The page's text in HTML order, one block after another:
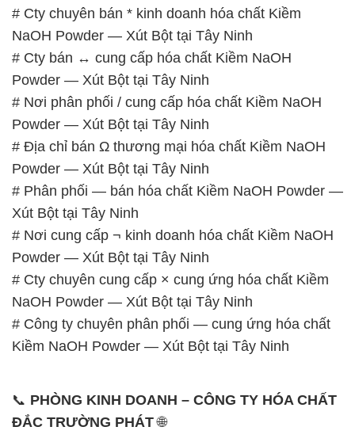
# Cty chuyên bán * kinh doanh hóa chất Kiềm
NaOH Powder — Xút Bột tại Tây Ninh
# Cty bán ↔ cung cấp hóa chất Kiềm NaOH
Powder — Xút Bột tại Tây Ninh
# Nơi phân phối / cung cấp hóa chất Kiềm NaOH
Powder — Xút Bột tại Tây Ninh
# Địa chỉ bán Ω thương mại hóa chất Kiềm NaOH
Powder — Xút Bột tại Tây Ninh
# Phân phối — bán hóa chất Kiềm NaOH Powder —
Xút Bột tại Tây Ninh
# Nơi cung cấp ¬ kinh doanh hóa chất Kiềm NaOH
Powder — Xút Bột tại Tây Ninh
# Cty chuyên cung cấp × cung ứng hóa chất Kiềm
NaOH Powder — Xút Bột tại Tây Ninh
# Công ty chuyên phân phối — cung ứng hóa chất
Kiềm NaOH Powder — Xút Bột tại Tây Ninh
📞 PHÒNG KINH DOANH – CÔNG TY HÓA CHẤT
ĐẮC TRƯỜNG PHÁT🌐